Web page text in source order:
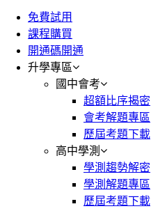
免費試用
課程購買
開通碼開通
升學專區
國中會考
超額比序揭密
會考解題專區
歷屆考題下載
高中學測
學測趨勢解密
學測解題專區
歷屆考題下載